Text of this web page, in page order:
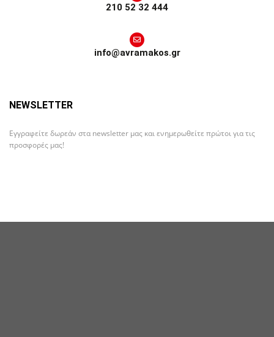
210 52 32 444
info@avramakos.gr
NEWSLETTER
Εγγραφείτε δωρεάν στα newsletter μας και ενημερωθείτε πρώτοι για τις
προσφορές μας!